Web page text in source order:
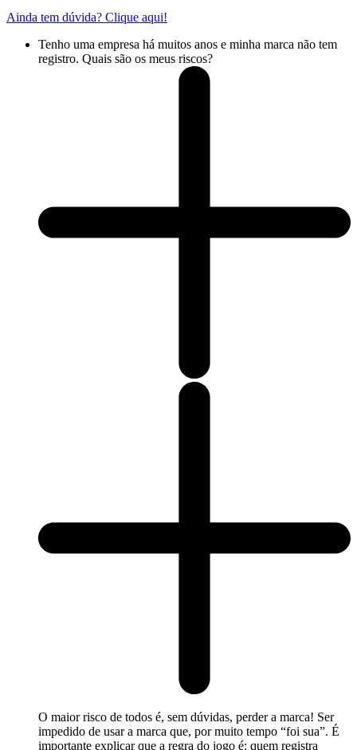
Ainda tem dúvida? Clique aqui!
Tenho uma empresa há muitos anos e minha marca não tem
registro. Quais são os meus riscos?
O maior risco de todos é, sem dúvidas, perder a marca! Ser
impedido de usar a marca que, por muito tempo “foi sua”. É
importante explicar que a regra do jogo é: quem registra